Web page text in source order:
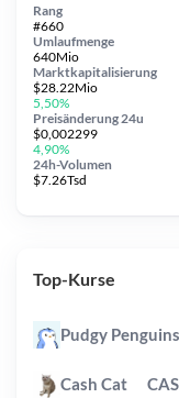
Umlaufmenge
640Mio
Preisänderung 24u
$0,002299
4,90%
Marktkapitalisierung
$28.22Mio
5,50%
24h-Volumen
$7.26Tsd
Rang
#660
Top-Kurse
Pudgy Penguins
Cash Cat